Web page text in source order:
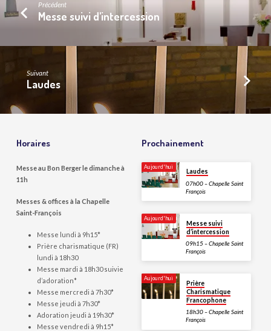
Précédent
Messe suivi d'intercession
Suivant
Laudes
Horaires
Messe au Bon Berger le dimanche à
11h
Messes & offices à la Chapelle
Saint-François
Messe lundi à 9h15*
Prière charismatique (FR)
lundi à 18h30
Messe mardi à 18h30 suivie
d’adoration*
Messe mercredi à 7h30*
Messe jeudi à 7h30*
Adoration jeudi à 19h30*
Messe vendredi à 9h15*
Prochainement
Aujourd'hui
Laudes
07h00 – Chapelle Saint
François
Aujourd'hui
Messe suivi
d’intercession
09h15 – Chapelle Saint
François
Aujourd'hui
Prière
Charismatique
Francophone
18h30 – Chapelle Saint
François